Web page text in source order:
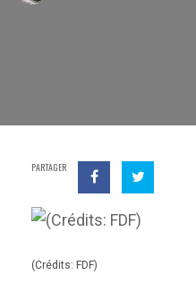
PARTAGER
(Crédits: FDF)